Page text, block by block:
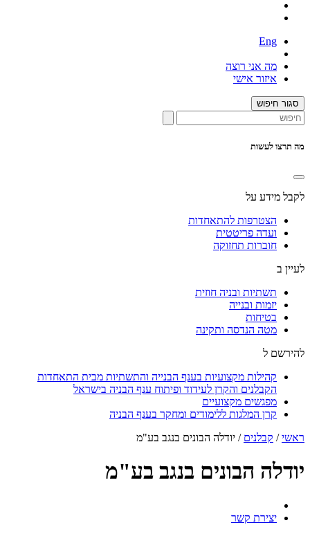
Eng
מה אני רוצה
איזור אישי
סגור חיפוש
מה תרצו לעשות
לקבל מידע על
הצטרפות להתאחדות
ועדה פריטטית
חוברות תחזוקה
לעיין ב
תשתיות ובניה חוזית
יזמות ובנייה
בטיחות
מטה הנדסה ותקינה
להירשם ל
קהילות מקצועיות בענף הבנייה והתשתיות מבית התאחדות
הקבלנים והקרן לעידוד ופיתוח ענף הבניה בישראל
מפגשים מקצועיים
קרן המלגות ללימודים ומחקר בענף הבניה
ראשי/ קבלנים / יודלה הבונים בנגב בע"מ
יודלה הבונים בנגב בע"מ
יצירת קשר